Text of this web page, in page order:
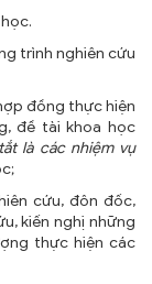
trình nghiên cứu
đồng thực hiện
đề tài khoa học
là các nhiệm vụ
cứu, đôn đốc,
kiến nghị những
thực hiện các